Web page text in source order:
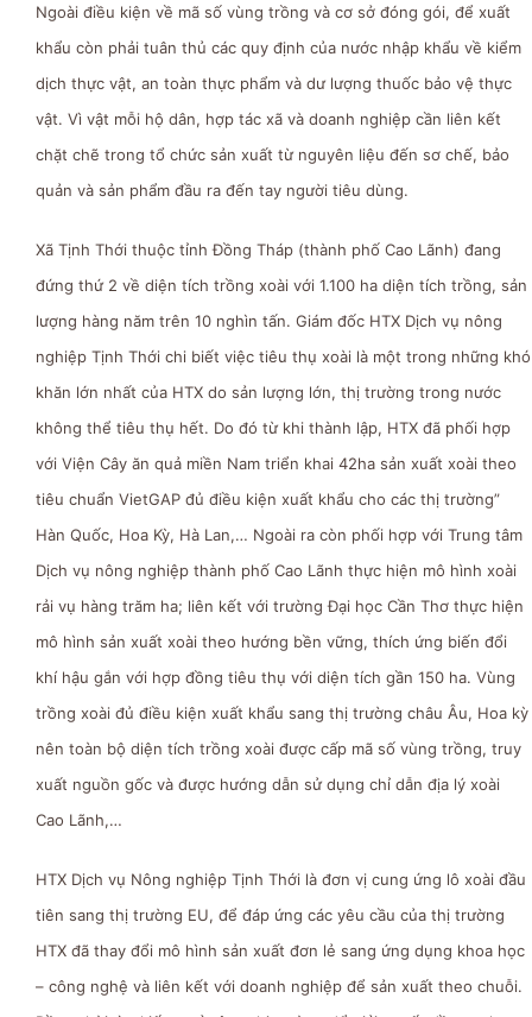
Ngoài điều kiện về mã số vùng trồng và cơ sở đóng gói, để xuất
khẩu còn phải tuân thủ các quy định của nước nhập khẩu về kiểm
dịch thực vật, an toàn thực phẩm và dư lượng thuốc bảo vệ thực
vật. Vì vật mỗi hộ dân, hợp tác xã và doanh nghiệp cần liên kết
chặt chẽ trong tổ chức sản xuất từ nguyên liệu đến sơ chế, bảo
quản và sản phẩm đầu ra đến tay người tiêu dùng.
Xã Tịnh Thới thuộc tỉnh Đồng Tháp (thành phố Cao Lãnh) đang
đứng thứ 2 về diện tích trồng xoài với 1.100 ha diện tích trồng, sản
lượng hàng năm trên 10 nghìn tấn. Giám đốc HTX Dịch vụ nông
nghiệp Tịnh Thới chi biết việc tiêu thụ xoài là một trong những khó
khăn lớn nhất của HTX do sản lượng lớn, thị trường trong nước
không thể tiêu thụ hết. Do đó từ khi thành lập, HTX đã phối hợp
với Viện Cây ăn quả miền Nam triển khai 42ha sản xuất xoài theo
tiêu chuẩn VietGAP đủ điều kiện xuất khẩu cho các thị trường”
Hàn Quốc, Hoa Kỳ, Hà Lan,… Ngoài ra còn phối hợp với Trung tâm
Dịch vụ nông nghiệp thành phố Cao Lãnh thực hiện mô hình xoài
rải vụ hàng trăm ha; liên kết với trường Đại học Cần Thơ thực hiện
mô hình sản xuất xoài theo hướng bền vững, thích ứng biến đổi
khí hậu gắn với hợp đồng tiêu thụ với diện tích gần 150 ha. Vùng
trồng xoài đủ điều kiện xuất khẩu sang thị trường châu Âu, Hoa kỳ
nên toàn bộ diện tích trồng xoài được cấp mã số vùng trồng, truy
xuất nguồn gốc và được hướng dẫn sử dụng chỉ dẫn địa lý xoài
Cao Lãnh,…
HTX Dịch vụ Nông nghiệp Tịnh Thới là đơn vị cung ứng lô xoài đầu
tiên sang thị trường EU, để đáp ứng các yêu cầu của thị trường
HTX đã thay đổi mô hình sản xuất đơn lẻ sang ứng dụng khoa học
– công nghệ và liên kết với doanh nghiệp để sản xuất theo chuỗi.